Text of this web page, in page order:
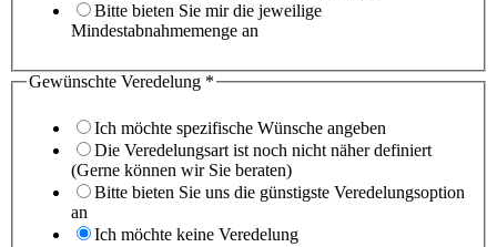
Bitte bieten Sie mir die jeweilige
Mindestabnahmemenge an
Gewünschte Veredelung *
Ich möchte spezifische Wünsche angeben
Die Veredelungsart ist noch nicht näher definiert
(Gerne können wir Sie beraten)
Bitte bieten Sie uns die günstigste Veredelungsoption
an
Ich möchte keine Veredelung